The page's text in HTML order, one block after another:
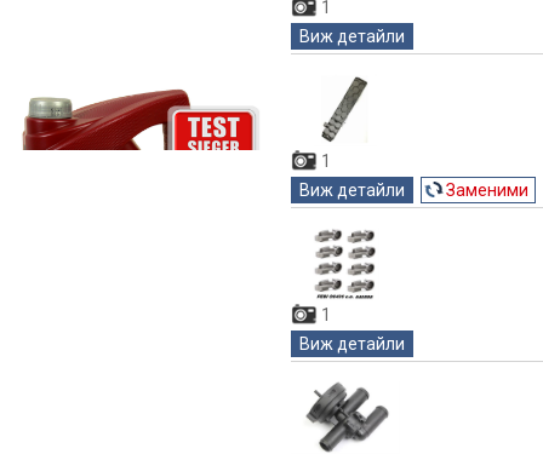
1
Виж детайли
1
Виж детайли
Заменими
1
Виж детайли